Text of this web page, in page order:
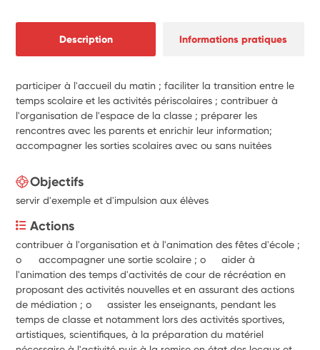
Description Informations pratiques
participer à l'accueil du matin ; faciliter la transition entre le
temps scolaire et les activités périscolaires ; contribuer à
l'organisation de l'espace de la classe ; préparer les
rencontres avec les parents et enrichir leur information;
accompagner les sorties scolaires avec ou sans nuitées
Objectifs
servir d'exemple et d'impulsion aux élèves
Actions
contribuer à l'organisation et à l'animation des fêtes d'école ;
o	accompagner une sortie scolaire ; o	aider à
l'animation des temps d'activités de cour de récréation en
proposant des activités nouvelles et en assurant des actions
de médiation ; o	assister les enseignants, pendant les
temps de classe et notamment lors des activités sportives,
artistiques, scientifiques, à la préparation du matériel